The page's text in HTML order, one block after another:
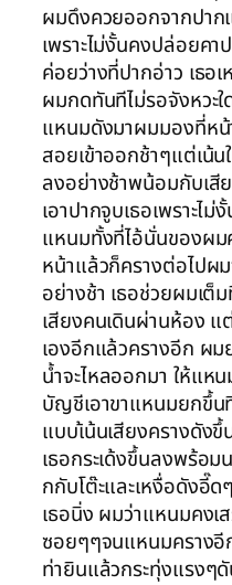
ผมดึงควยออกจากปาก
เพราะไม่งั้นคงปล่อยค
ค่อยว่างที่ปากอ่าว เธอ
ผมกดทันทีไม่รอจังหวะ
แหนมดังมาผมมองที่หน้
สอยเข้าออกช้าๆแต่เน้
ลงอย่างช้าพน้อมกับเ
เอาปากจูบเธอเพราะไ
แหนมทั้งที่ไอ้นั่นของผ
หน้าแล้วก็ครางต่อไป
อย่างช้า เธอช่วยผมเต็
เสียงคนเดินผ่านห้อง แ
เองอีกแล้วครางอีก ผ
น้ำจะไหลออกมา ให้แห
บัญชีเอาขาแหนมยกขึ้
แบบเ้น้นเสียงครางดัง
เธอกระเด้งขึ้นลงพร้อ
กกับโต๊ะและเหงื่อดังอี๊
เธอนิ่ง ผมว่าแหนมคง
ซอยๆๆจนแหนมคราง
ท่ายินแล้วกระทุ่งแรงๆ